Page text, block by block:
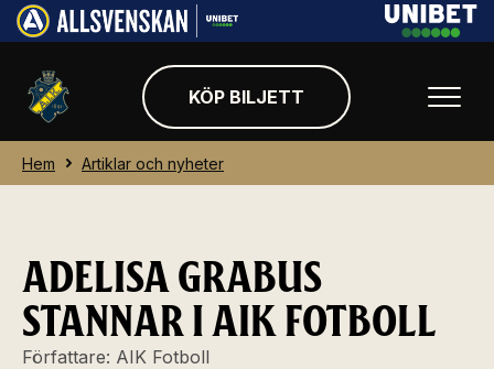
KÖP BILJETT
Hem Artiklar och nyheter
ADELISA GRABUS
STANNAR I AIK FOTBOLL
Författare: AIK Fotboll